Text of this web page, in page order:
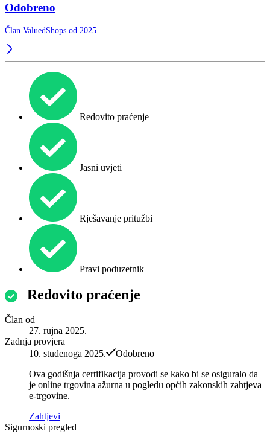
Odobreno
Član ValuedShops od 2025
Redovito praćenje
Jasni uvjeti
Rješavanje pritužbi
Pravi poduzetnik
Redovito praćenje
Član od
27. rujna 2025.
Zadnja provjera
10. studenoga 2025.
Odobreno
Ova godišnja certifikacija provodi se kako bi se osiguralo da
je online trgovina ažurna u pogledu općih zakonskih zahtjeva
e-trgovine.
Zahtjevi
Sigurnoski pregled